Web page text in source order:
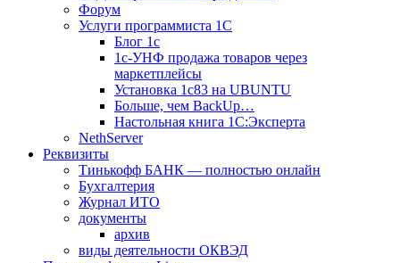
Форум
Услуги программиста 1С
Блог 1с
1с-УНФ продажа товаров через
маркетплейсы
Установка 1с83 на UBUNTU
Больше, чем BackUp…
Настольная книга 1С:Эксперта
NethServer
Реквизиты
Тинькофф БАНК — полностью онлайн
Бухгалтерия
Журнал ИТО
документы
архив
виды деятельности ОКВЭД